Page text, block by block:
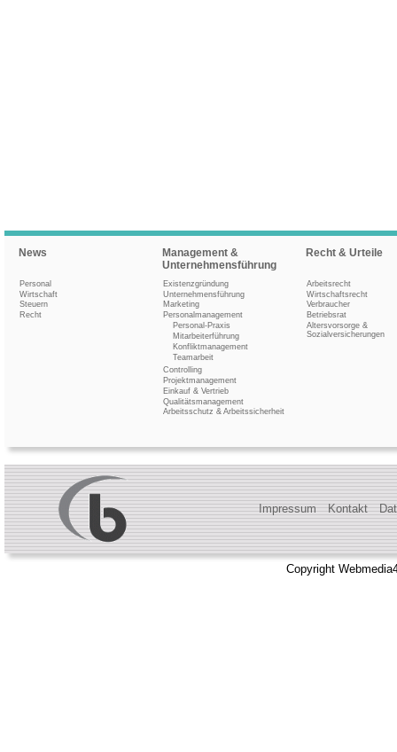
News
Personal
Wirtschaft
Steuern
Recht
Management &
Unternehmensführung
Existenzgründung
Unternehmensführung
Marketing
Personalmanagement
Personal-Praxis
Mitarbeiterführung
Konfliktmanagement
Teamarbeit
Controlling
Projektmanagement
Einkauf & Vertrieb
Qualitätsmanagement
Arbeitsschutz & Arbeitssicherheit
Recht & Urteile
Arbeitsrecht
Wirtschaftsrecht
Verbraucher
Betriebsrat
Altersvorsorge &
Sozialversicherungen
Impressum Kontakt
Copyright